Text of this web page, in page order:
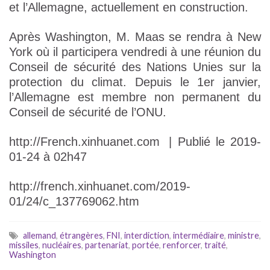
et l’Allemagne, actuellement en construction.
Après Washington, M. Maas se rendra à New
York où il participera vendredi à une réunion du
Conseil de sécurité des Nations Unies sur la
protection du climat. Depuis le 1er janvier,
l’Allemagne est membre non permanent du
Conseil de sécurité de l’ONU.
http://French.xinhuanet.com
| Publié le 2019-
01-24 à 02h47
http://french.xinhuanet.com/2019-
01/24/c_137769062.htm
allemand, étrangères, FNI, interdiction, intermédiaire, ministre,
missiles, nucléaires, partenariat, portée, renforcer, traité,
Washington